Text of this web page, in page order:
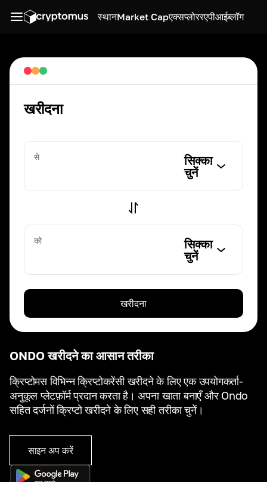
स्थानMarket Capएक्सप्लोररएपीआईब्लॉग
ONDO खरीदने का आसान तरीका
क्रिप्टोमस विभिन्न क्रिप्टोकरेंसी खरीदने के लिए एक उपयोगकर्ता-
अनुकूल प्लेटफ़ॉर्म प्रदान करता है। अपना खाता बनाएँ और Ondo
सहित दर्जनों क्रिप्टो खरीदने के लिए सही तरीका चुनें।
साइन अप करें
खरीदना
से
सिक्का
चुनें
को
सिक्का
चुनें
खरीदना